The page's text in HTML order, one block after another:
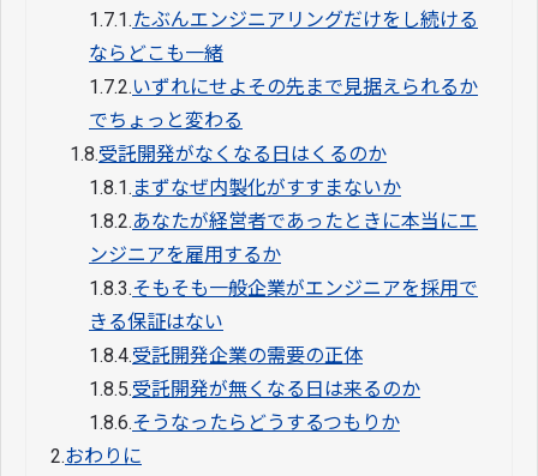
1.7.1.たぶんエンジニアリングだけをし続ける
ならどこも一緒
1.7.2.いずれにせよその先まで見据えられるか
でちょっと変わる
1.8.受託開発がなくなる日はくるのか
1.8.1. まずなぜ内製化がすすまないか
1.8.2.あなたが経営者であったときに本当にエ
ンジニアを雇用するか
1.8.3.そもそも一般企業がエンジニアを採用で
きる保証はない
1.8.4.受託開発企業の需要の正体
1.8.5.受託開発が無くなる日は来るのか
1.8.6.そうなったらどうするつもりか
2.おわりに